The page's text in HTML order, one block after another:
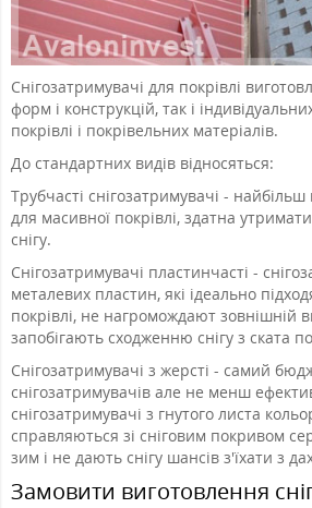
Снігозатримувачі для покрівлі
форм і конструкцій, так і
покрівлі і покрівельних матеріалів.
До стандартних видів відносяться:
Трубчасті снігозатримувачі - найбільш
для масивної покрівлі, здатна
снігу.
Снігозатримувачі пластинчасті -
металевих пластин, які ідеально
покрівлі, не нагромождают зовнішній
запобігають сходженню снігу з ската
Снігозатримувачі з жерсті - самий
снігозатримувачів але не менш
снігозатримувачі з гнутого листа
справляються зі сніговим покривом
зим і не дають снігу шансів з'їхати з
Замовити виготовлення